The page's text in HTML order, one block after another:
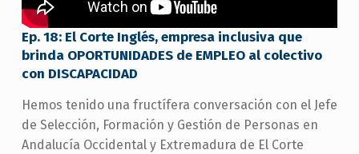
Ep. 18: El Corte Inglés, empresa inclusiva que
brinda OPORTUNIDADES de EMPLEO al colectivo
con DISCAPACIDAD
Hemos tenido una fructífera conversación con el Jefe
de Selección, Formación y Gestión de Personas en
Andalucía Occidental y Extremadura de El Corte